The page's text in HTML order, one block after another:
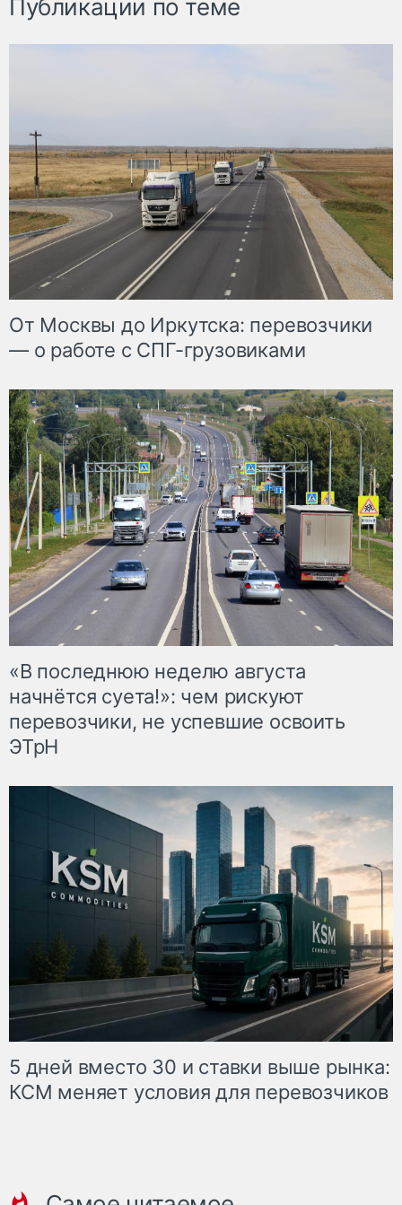
Публикации по теме
От Москвы до Иркутска: перевозчики
— о работе с СПГ-грузовиками
«В последнюю неделю августа
начнётся суета!»: чем рискуют
перевозчики, не успевшие освоить
ЭТрН
5 дней вместо 30 и ставки выше рынка:
КСМ меняет условия для перевозчиков